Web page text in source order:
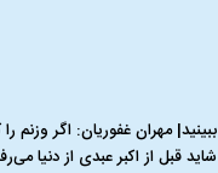
ببینید| مهران غفوریان: اگر وزنم
شاید قبل از اکبر عبدی از دنیا